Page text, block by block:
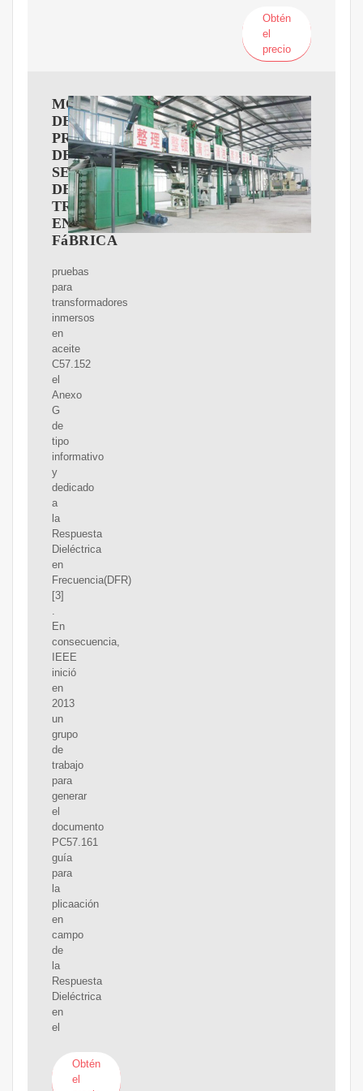
Obtén
el
precio
MONITOREO
DEL
PROCESO
DE
SECADO
DE
TRANSFORMADORES
EN
FáBRICA
pruebas
para
transformadores
inmersos
en
aceite
C57.152
el
Anexo
G
de
tipo
informativo
y
dedicado
a
la
Respuesta
Dieléctrica
en
Frecuencia(DFR)
[3]
.
En
consecuencia,
IEEE
inició
en
2013
un
grupo
de
trabajo
para
generar
el
documento
PC57.161
guía
para
la
plicaación
en
campo
de
la
Respuesta
Dieléctrica
en
el
Obtén
el